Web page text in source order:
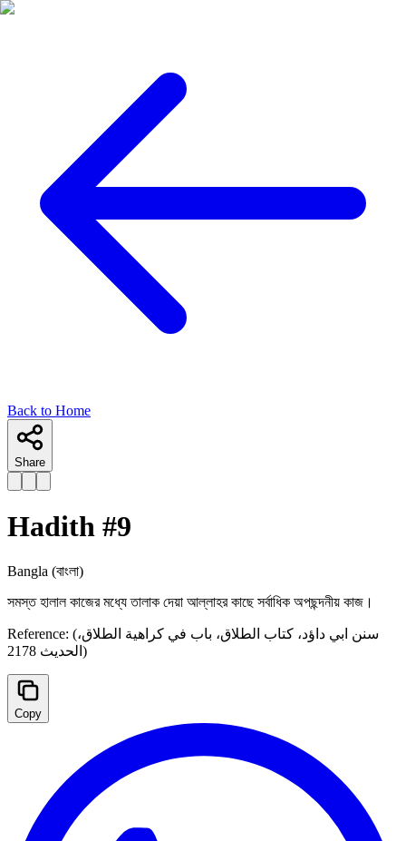
Back to Home
Share
Hadith #9
Bangla (বাংলা)
সমস্ত হালাল কাজের মধ্যে তালাক দেয়া আল্লাহর কাছে সর্বাধিক অপছন্দনীয় কাজ।
Reference: (سنن ابي داؤد، كتاب الطلاق، باب في كراهية الطلاق،
الحديث 2178)
Copy